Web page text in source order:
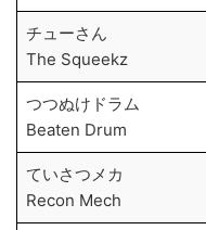
チューさん
The Squeekz
つつぬけドラム
Beaten Drum
ていさつメカ
Recon Mech